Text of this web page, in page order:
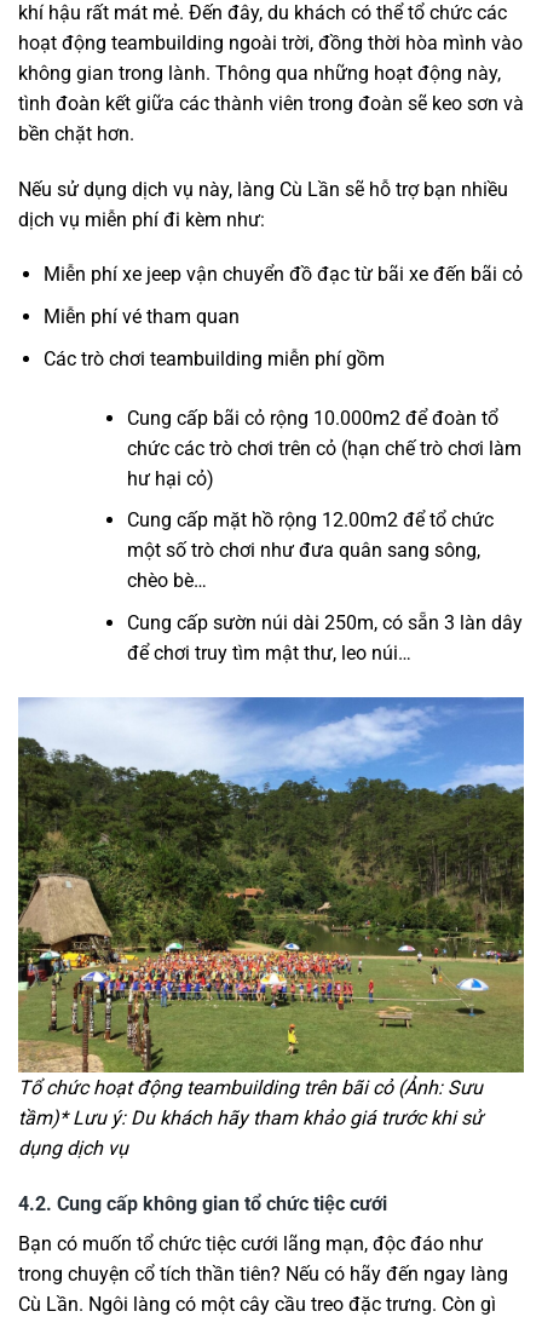
khí hậu rất mát mẻ. Đến đây, du khách có thể tổ chức các
hoạt động teambuilding ngoài trời, đồng thời hòa mình vào
không gian trong lành. Thông qua những hoạt động này,
tình đoàn kết giữa các thành viên trong đoàn sẽ keo sơn và
bền chặt hơn.
Nếu sử dụng dịch vụ này, làng Cù Lần sẽ hỗ trợ bạn nhiều
dịch vụ miễn phí đi kèm như:
Miễn phí xe jeep vận chuyển đồ đạc từ bãi xe đến bãi cỏ
Miễn phí vé tham quan
Các trò chơi teambuilding miễn phí gồm
Cung cấp bãi cỏ rộng 10.000m2 để đoàn tổ
chức các trò chơi trên cỏ (hạn chế trò chơi làm
hư hại cỏ)
Cung cấp mặt hồ rộng 12.00m2 để tổ chức
một số trò chơi như đưa quân sang sông,
chèo bè…
Cung cấp sườn núi dài 250m, có sẵn 3 làn dây
để chơi truy tìm mật thư, leo núi…
Tổ chức hoạt động teambuilding trên bãi cỏ (Ảnh: Sưu
tầm)* Lưu ý: Du khách hãy tham khảo giá trước khi sử
dụng dịch vụ
4.2. Cung cấp không gian tổ chức tiệc cưới
Bạn có muốn tổ chức tiệc cưới lãng mạn, độc đáo như
trong chuyện cổ tích thần tiên? Nếu có hãy đến ngay làng
Cù Lần. Ngôi làng có một cây cầu treo đặc trưng. Còn gì